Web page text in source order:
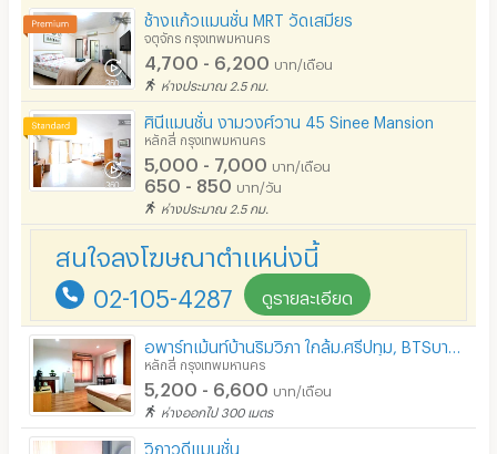
ช้างแก้วแมนชั่น​ MRT วัดเสมียร
จตุจักร กรุงเทพมหานคร
4,700 - 6,200 บาท/เดือน
ห่างประมาณ 2.5 กม.
ศินีแมนชั่น งามวงศ์วาน 45 Sinee Mansion
หลักสี่ กรุงเทพมหานคร
5,000 - 7,000 บาท/เดือน
650 - 850 บาท/วัน
ห่างประมาณ 2.5 กม.
สนใจลงโฆษณาตำแหน่งนี้
02-105-4287 ดูรายละเอียด
หลักสี่ กรุงเทพมหานคร
5,200 - 6,600 บาท/เดือน
ห่างออกไป 300 เมตร
วิภาวดีแมนชั่น